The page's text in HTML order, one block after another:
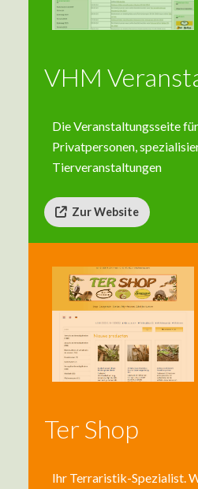
VHM
Die Veranstaltungsseite
Privatpersonen,
Tierveranstaltungen
Zur Website
Ter Shop
Ihr Terraristik-Spezialist.